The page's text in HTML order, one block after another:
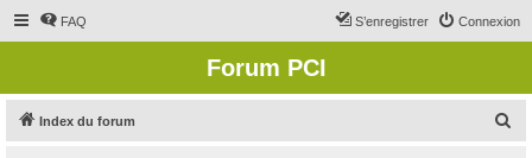
FAQ Connexion
S’enregistrer
Forum PCI
Index du forum